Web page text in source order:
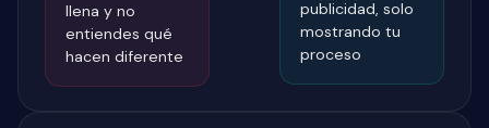
llena y no
entiendes qué
hacen diferente
publicidad, solo
mostrando tu
proceso